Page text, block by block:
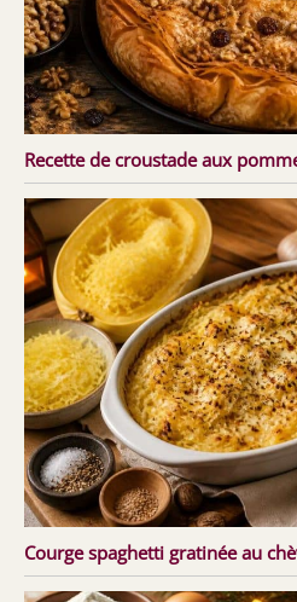
Recette de croustade aux
Courge spaghetti gratinée au